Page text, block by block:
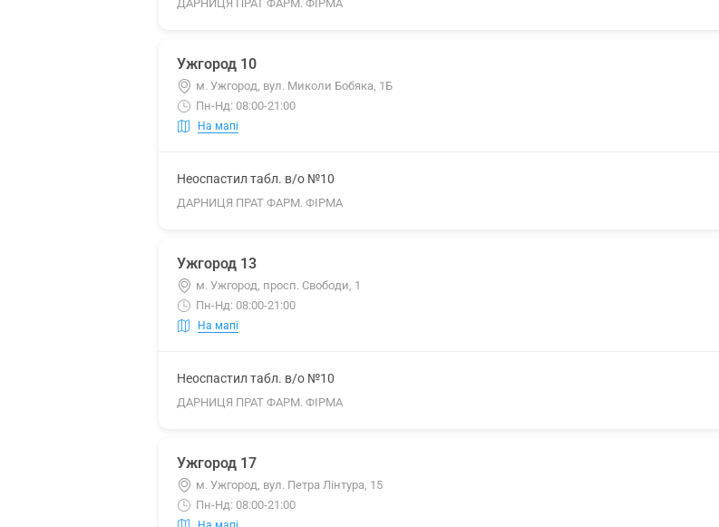
ДАРНИЦЯ ПРАТ ФАРМ. ФІРМА
Ужгород 10
м. Ужгород, вул. Миколи Бобяка, 1Б
Пн-Нд: 08:00-21:00
На мапі
Неоспастил табл. в/о №10
ДАРНИЦЯ ПРАТ ФАРМ. ФІРМА
Ужгород 13
м. Ужгород, просп. Свободи, 1
Пн-Нд: 08:00-21:00
На мапі
Неоспастил табл. в/о №10
ДАРНИЦЯ ПРАТ ФАРМ. ФІРМА
Ужгород 17
м. Ужгород, вул. Петра Лінтура, 15
Пн-Нд: 08:00-21:00